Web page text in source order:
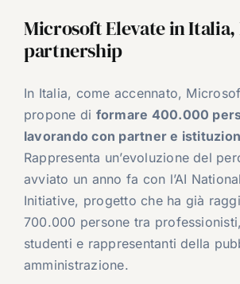
Microsoft Elevate in
partnership
In Italia, come accennato,
propone di formare 400.000
lavorando con partner e
Rappresenta un’evoluzione del
avviato un anno fa con l’AI
Initiative, progetto che ha già
700.000 persone tra
studenti e rappresentanti della
amministrazione.